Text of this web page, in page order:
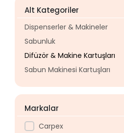
Alt Kategoriler
Dispenserler & Makineler
Sabunluk
Difüzör & Makine Kartuşları
Sabun Makinesi Kartuşları
Markalar
Carpex